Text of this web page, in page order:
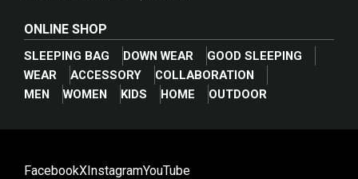
ONLINE SHOP
SLEEPING BAG DOWN WEAR
GOOD SLEEPING
WEAR
ACCESSORY
COLLABORATION
_break_
MEN WOMEN KIDS HOME OUTDOOR
FacebookXInstagramYouTube